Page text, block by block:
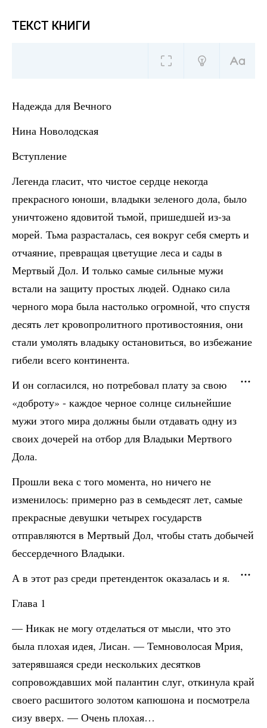
ТЕКСТ КНИГИ
Надежда для Вечного
Нина Новолодская
Вступление
Легенда гласит, что чистое сердце некогда
прекрасного юноши, владыки зеленого дола, было
уничтожено ядовитой тьмой, пришедшей из-за
морей. Тьма разрасталась, сея вокруг себя смерть и
отчаяние, превращая цветущие леса и сады в
Мертвый Дол. И только самые сильные мужи
встали на защиту простых людей. Однако сила
черного мора была настолько огромной, что спустя
десять лет кровопролитного противостояния, они
стали умолять владыку остановиться, во избежание
гибели всего континента.
И он согласился, но потребовал плату за свою
«доброту» - каждое черное солнце сильнейшие
мужи этого мира должны были отдавать одну из
своих дочерей на отбор для Владыки Мертвого
Дола.
Прошли века с того момента, но ничего не
изменилось: примерно раз в семьдесят лет, самые
прекрасные девушки четырех государств
отправляются в Мертвый Дол, чтобы стать добычей
бессердечного Владыки.
А в этот раз среди претенденток оказалась и я.
Глава 1
— Никак не могу отделаться от мысли, что это
была плохая идея, Лисан. — Темноволосая Мрия,
затерявшаяся среди нескольких десятков
сопровождавших мой палантин слуг, откинула край
своего расшитого золотом капюшона и посмотрела
сизу вверх. — Очень плохая…